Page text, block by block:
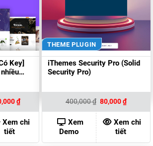
Key]
₫.
₫Giá
hiện
tại
là:
100,000 ₫.
Xem chi
tiết
THEME PLUGIN
iThemes Security Pro (Solid
Security Pro)
400,000₫ Giá
gốc
là:
400,000 ₫.
80,000₫Giá
hiện
tại
là:
80,000
Xem
Demo
Xem chi
tiết